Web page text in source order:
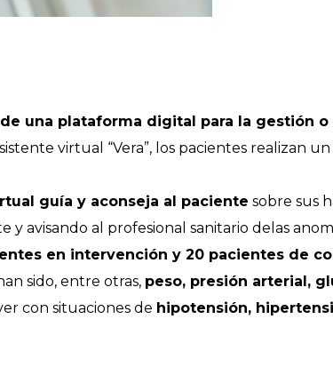
una plataforma digital para la gestión
virtual “Vera”, los pacientes realizan
guía y aconseja al paciente sobre sus
y avisando al profesional sanitario delas
en intervención y 20 pacientes de
sido, entre otras, peso, presión arterial,
con situaciones de hipotensión,